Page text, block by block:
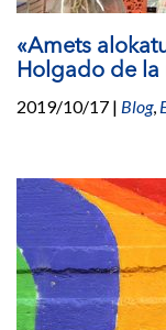
«Amets
Holgado de la
2019/10/17 | Blog,